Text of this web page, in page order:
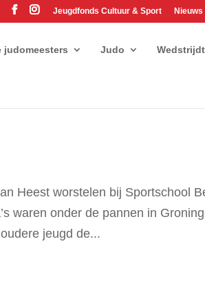
Jeugdfonds Cultuur & Sport Nieuws
judomeesters Judo
Heest worstelen bij Sportschool
waren onder de pannen in
jeugd de...